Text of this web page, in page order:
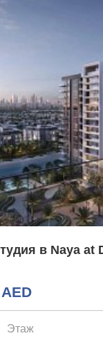
в Naya at
Этаж